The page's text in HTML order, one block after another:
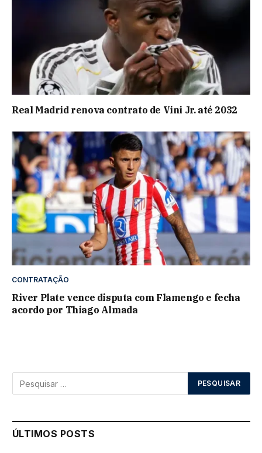
Real Madrid renova contrato de Vini Jr. até 2032
CONTRATAÇÃO
River Plate vence disputa com Flamengo e fecha
acordo por Thiago Almada
ÚLTIMOS POSTS